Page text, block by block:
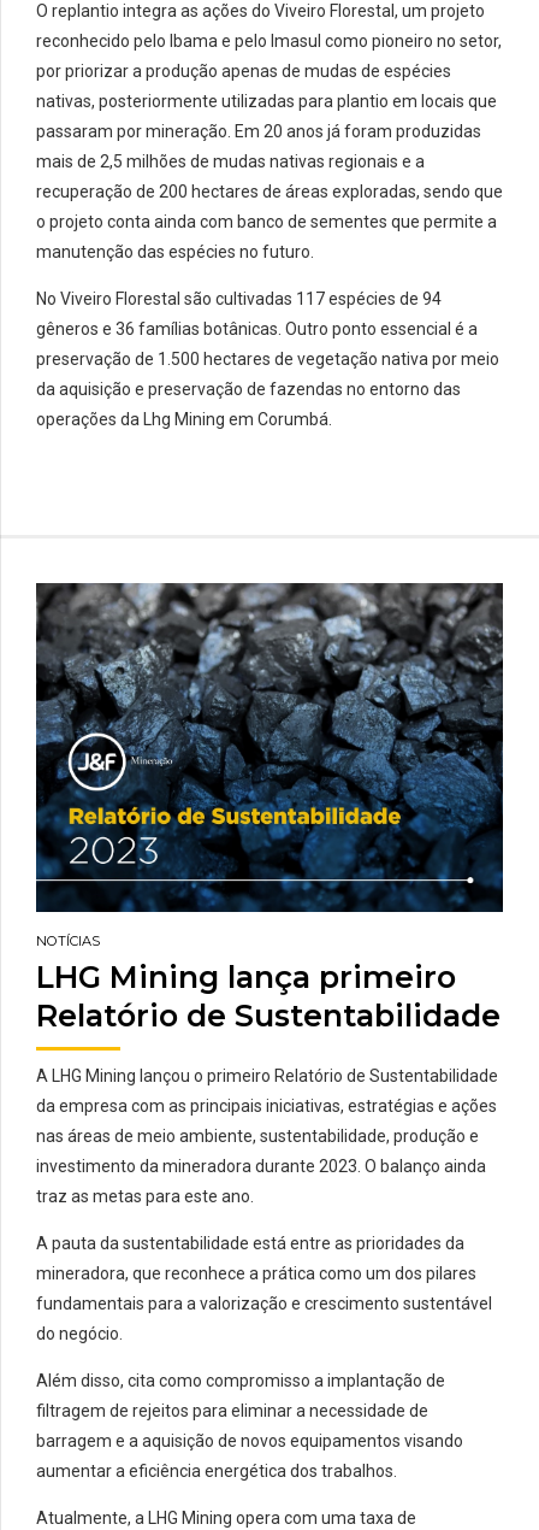
O replantio integra as ações do Viveiro Florestal, um projeto
reconhecido pelo Ibama e pelo Imasul como pioneiro no setor,
por priorizar a produção apenas de mudas de espécies
nativas, posteriormente utilizadas para plantio em locais que
passaram por mineração. Em 20 anos já foram produzidas
mais de 2,5 milhões de mudas nativas regionais e a
recuperação de 200 hectares de áreas exploradas, sendo que
o projeto conta ainda com banco de sementes que permite a
manutenção das espécies no futuro.
No Viveiro Florestal são cultivadas 117 espécies de 94
gêneros e 36 famílias botânicas. Outro ponto essencial é a
preservação de 1.500 hectares de vegetação nativa por meio
da aquisição e preservação de fazendas no entorno das
operações da Lhg Mining em Corumbá.
NOTÍCIAS
LHG Mining lança primeiro
Relatório de Sustentabilidade
A LHG Mining lançou o primeiro Relatório de Sustentabilidade
da empresa com as principais iniciativas, estratégias e ações
nas áreas de meio ambiente, sustentabilidade, produção e
investimento da mineradora durante 2023. O balanço ainda
traz as metas para este ano.
A pauta da sustentabilidade está entre as prioridades da
mineradora, que reconhece a prática como um dos pilares
fundamentais para a valorização e crescimento sustentável
do negócio.
Além disso, cita como compromisso a implantação de
filtragem de rejeitos para eliminar a necessidade de
barragem e a aquisição de novos equipamentos visando
aumentar a eficiência energética dos trabalhos.
Atualmente, a LHG Mining opera com uma taxa de